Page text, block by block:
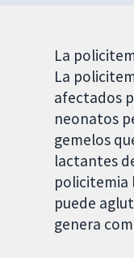
La
La
afectados
neonatos
gemelos
lactantes
policitemia
puede
genera